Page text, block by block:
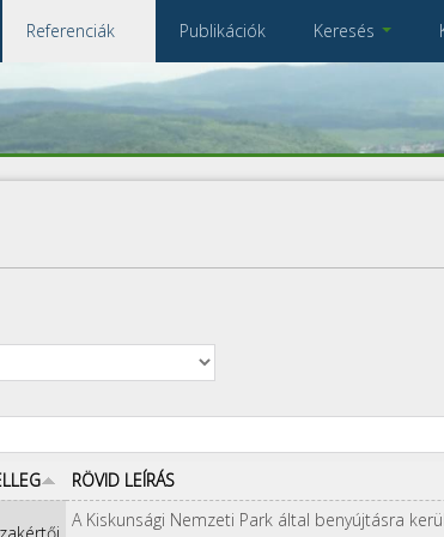
Referenciák
Összes referencia
Publikációk Keresés
RÖVID LEÍRÁS
A Kiskunsági Nemzeti Park által benyújtásra